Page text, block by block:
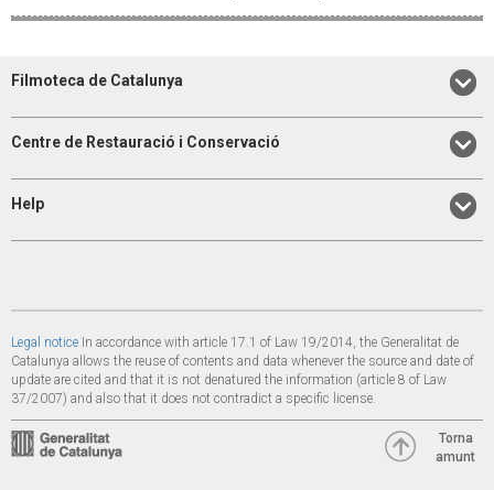
Filmoteca de Catalunya
Centre de Restauració i Conservació
Help
Legal notice In accordance with article 17.1 of Law 19/2014, the Generalitat de
Catalunya allows the reuse of contents and data whenever the source and date of
update are cited and that it is not denatured the information (article 8 of Law
37/2007) and also that it does not contradict a specific license.
Torna
amunt